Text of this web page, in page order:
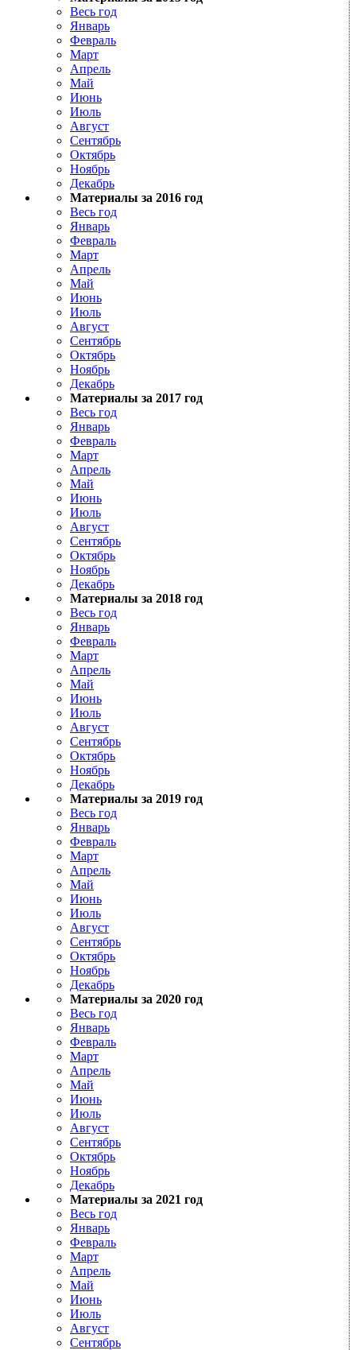
Весь год
Январь
Февраль
Март
Апрель
Май
Июнь
Июль
Август
Сентябрь
Октябрь
Ноябрь
Декабрь
Материалы за 2016 год
Весь год
Январь
Февраль
Март
Апрель
Май
Июнь
Июль
Август
Сентябрь
Октябрь
Ноябрь
Декабрь
Материалы за 2017 год
Весь год
Январь
Февраль
Март
Апрель
Май
Июнь
Июль
Август
Сентябрь
Октябрь
Ноябрь
Декабрь
Материалы за 2018 год
Весь год
Январь
Февраль
Март
Апрель
Май
Июнь
Июль
Август
Сентябрь
Октябрь
Ноябрь
Декабрь
Материалы за 2019 год
Весь год
Январь
Февраль
Март
Апрель
Май
Июнь
Июль
Август
Сентябрь
Октябрь
Ноябрь
Декабрь
Материалы за 2020 год
Весь год
Январь
Февраль
Март
Апрель
Май
Июнь
Июль
Август
Сентябрь
Октябрь
Ноябрь
Декабрь
Материалы за 2021 год
Весь год
Январь
Февраль
Март
Апрель
Май
Июнь
Июль
Август
Сентябрь